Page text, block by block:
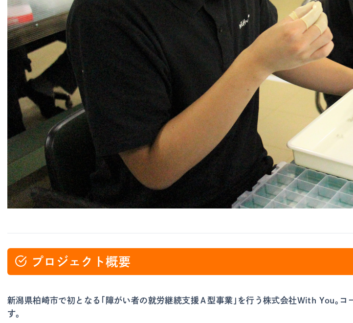
プロジェクト概要
新潟県柏崎市で初となる「障がい者の就労継続支援Ａ型事業」を行う株式会社With You。
す。